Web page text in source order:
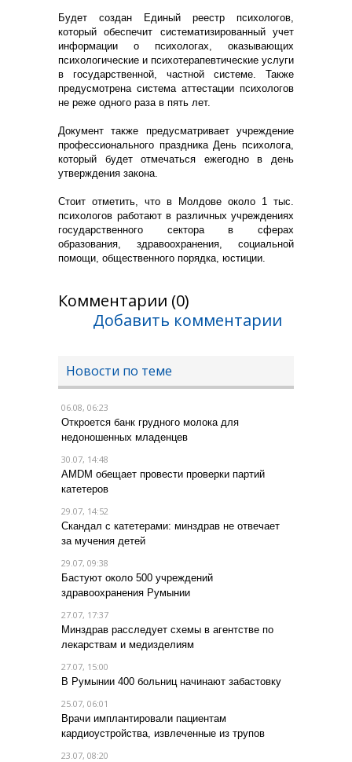
Будет создан Единый реестр психологов,
который обеспечит систематизированный учет
информации о психологах, оказывающих
психологические и психотерапевтические услуги
в государственной, частной системе. Также
предусмотрена система аттестации психологов
не реже одного раза в пять лет.
Документ также предусматривает учреждение
профессионального праздника День психолога,
который будет отмечаться ежегодно в день
утверждения закона.
Стоит отметить, что в Молдове около 1 тыс.
психологов работают в различных учреждениях
государственного сектора в сферах
образования, здравоохранения, социальной
помощи, общественного порядка, юстиции.
Комментарии (0)
Добавить комментарии
Новости по теме
06.08, 06:23
Откроется банк грудного молока для
недоношенных младенцев
30.07, 14:48
AMDM обещает провести проверки партий
катетеров
29.07, 14:52
Скандал с катетерами: минздрав не отвечает
за мучения детей
29.07, 09:38
Бастуют около 500 учреждений
здравоохранения Румынии
27.07, 17:37
Минздрав расследует схемы в агентстве по
лекарствам и медизделиям
27.07, 15:00
В Румынии 400 больниц начинают забастовку
25.07, 06:01
Врачи имплантировали пациентам
кардиоустройства, извлеченные из трупов
23.07, 08:20